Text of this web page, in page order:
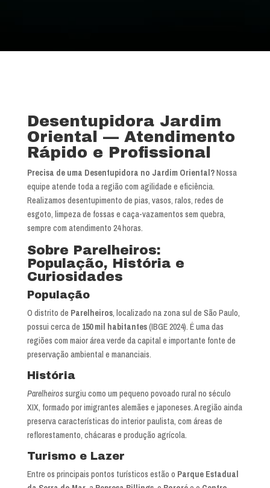
Desentupidora Jardim
Oriental — Atendimento
Rápido e Profissional
Precisa de uma Desentupidora no Jardim Oriental?Nossa
equipe atende toda a região com agilidade e eficiência.
Realizamos desentupimento de pias, vasos, ralos, redes de
esgoto, limpeza de fossas e caça-vazamentos sem quebra,
sempre com atendimento 24 horas.
Sobre Parelheiros:
População, História e
Curiosidades
População
O distrito de Parelheiros, localizado na zona sul de São Paulo,
possui cerca de 150 mil habitantes(IBGE 2024). É uma das
regiões com maior área verde da capital e importante fonte de
preservação ambiental e mananciais.
História
Parelheirossurgiu como um pequeno povoado rural no século
XIX, formado por imigrantes alemães e japoneses. A região ainda
preserva características do interior paulista, com áreas de
reflorestamento, chácaras e produção agrícola.
Turismo e Lazer
Entre os principais pontos turísticos estão o Parque Estadual